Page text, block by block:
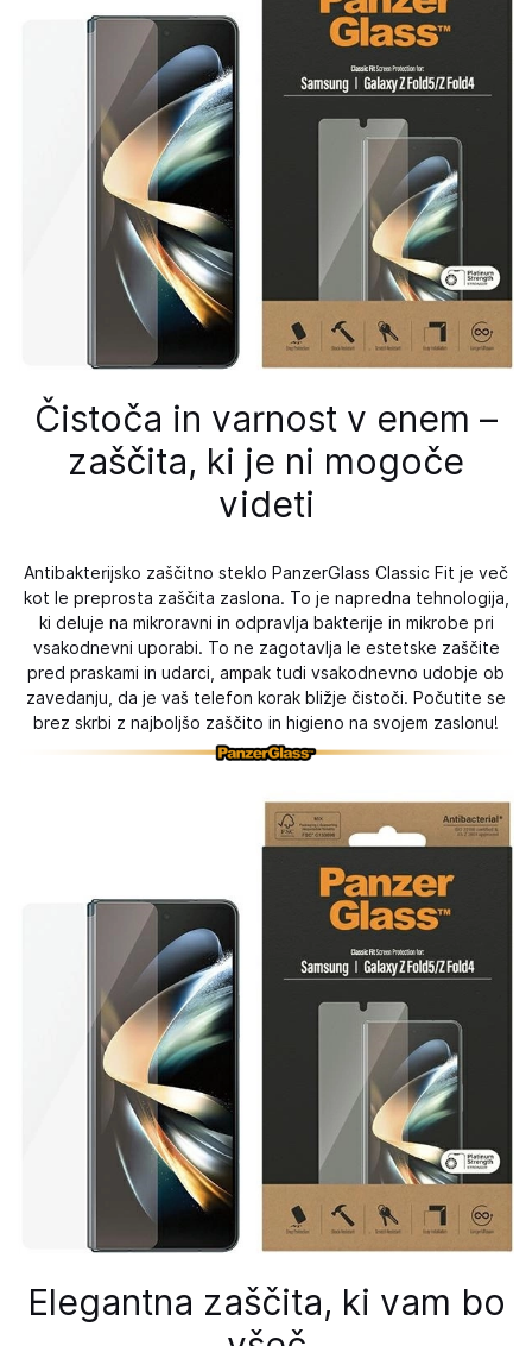
Čistoča in varnost v enem –
zaščita, ki je ni mogoče
videti
Antibakterijsko zaščitno steklo PanzerGlass Classic Fit je več
kot le preprosta zaščita zaslona. To je napredna tehnologija,
ki deluje na mikroravni in odpravlja bakterije in mikrobe pri
vsakodnevni uporabi. To ne zagotavlja le estetske zaščite
pred praskami in udarci, ampak tudi vsakodnevno udobje ob
zavedanju, da je vaš telefon korak bližje čistoči. Počutite se
brez skrbi z najboljšo zaščito in higieno na svojem zaslonu!
Elegantna zaščita, ki vam bo